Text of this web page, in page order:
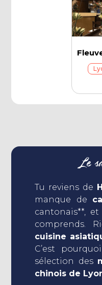
Le
Tu reviens de
manque de
cantonais**, et
comprends.
cuisine
C’est
sélection des
chinois de